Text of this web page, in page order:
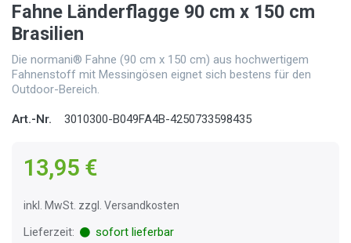
Fahne Länderflagge 90 cm x 150 cm
Brasilien
Die normani® Fahne (90 cm x 150 cm) aus hochwertigem
Fahnenstoff mit Messingösen eignet sich bestens für den
Outdoor-Bereich.
Art.-Nr. 3010300-B049FA4B-4250733598435
13,95 €
inkl. MwSt. zzgl. Versandkosten
Lieferzeit:
sofort lieferbar